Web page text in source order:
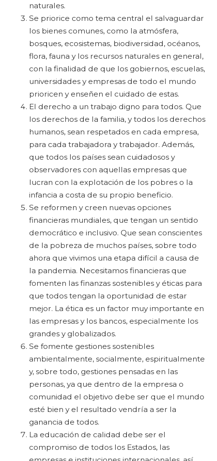
naturales.
Se priorice como tema central el salvaguardar
los bienes comunes, como la atmósfera,
bosques, ecosistemas, biodiversidad, océanos,
flora, fauna y los recursos naturales en general,
con la finalidad de que los gobiernos, escuelas,
universidades y empresas de todo el mundo
prioricen y enseñen el cuidado de estas.
El derecho a un trabajo digno para todos. Que
los derechos de la familia, y todos los derechos
humanos, sean respetados en cada empresa,
para cada trabajadora y trabajador. Además,
que todos los países sean cuidadosos y
observadores con aquellas empresas que
lucran con la explotación de los pobres o la
infancia a costa de su propio beneficio.
Se reformen y creen nuevas opciones
financieras mundiales, que tengan un sentido
democrático e inclusivo. Que sean conscientes
de la pobreza de muchos países, sobre todo
ahora que vivimos una etapa difícil a causa de
la pandemia. Necesitamos financieras que
fomenten las finanzas sostenibles y éticas para
que todos tengan la oportunidad de estar
mejor. La ética es un factor muy importante en
las empresas y los bancos, especialmente los
grandes y globalizados.
Se fomente gestiones sostenibles
ambientalmente, socialmente, espiritualmente
y, sobre todo, gestiones pensadas en las
personas, ya que dentro de la empresa o
comunidad el objetivo debe ser que el mundo
esté bien y el resultado vendría a ser la
ganancia de todos.
La educación de calidad debe ser el
compromiso de todos los Estados, las